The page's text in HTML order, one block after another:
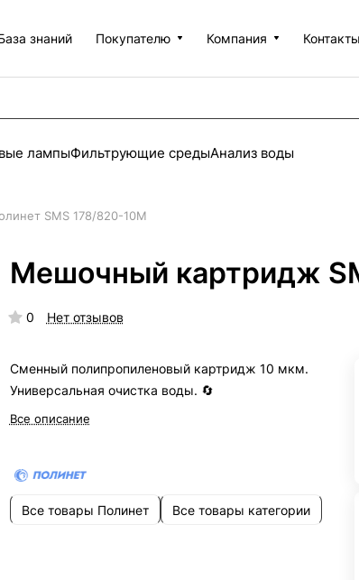
знаний Покупателю Компания Контакты
лампыФильтрующие средыАнализ воды
SMS 178/820-10М
Мешочный картридж
0 Нет отзывов
Сменный полипропиленовый картридж 10 мкм.
Универсальная очистка воды. 🔄
Все описание
Все товары Полинет Все товары категории